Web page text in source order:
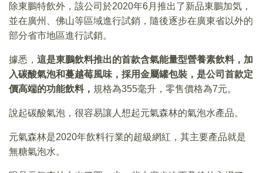
除東鵬特飲外，該公司於2020年6月推出了新品東鵬加気，
並在廣州、佛山等區域進行試銷，隨後逐步在廣東省以外的
部分省市地區進行試銷。
據悉， 這是東鵬飲料推出的首款含氣能量型營養素飲料，加
入碳酸氣泡和蔓越莓風味，採用金屬罐包裝，是公司首款定
價高端的功能飲料， 規格為355毫升，零售價格為7元。
說起碳酸氣泡，很容易讓人想起元氣森林的氣泡水產品。
元氣森林是2020年飲料行業的超級網紅，其主要產品就是
無糖氣泡水。